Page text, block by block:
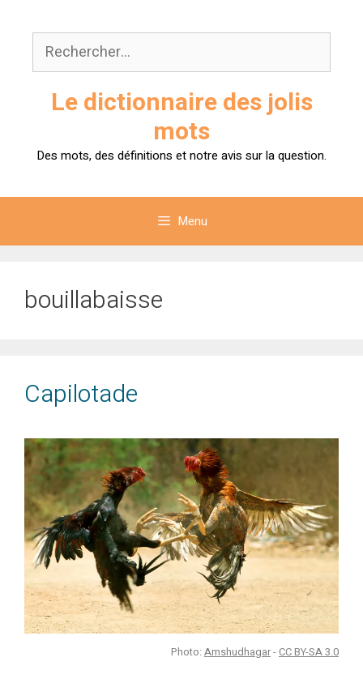
contenu
Rechercher :
Le dictionnaire des jolis
mots
Des mots, des définitions et notre avis sur la question.
Menu
bouillabaisse
Capilotade
Photo: Amshudhagar- CC BY-SA 3.0